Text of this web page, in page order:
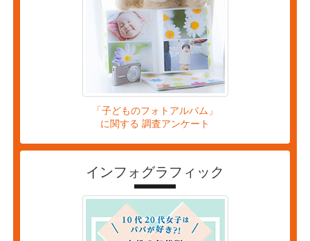
「子どものフォトアルバム」
に関する 調査アンケート
インフォグラフィック